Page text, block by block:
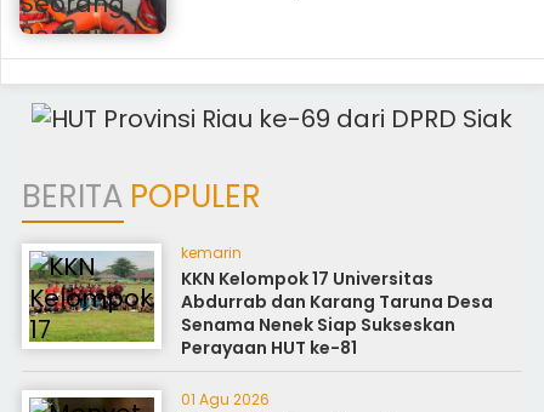
BERITA POPULER
kemarin
KKN Kelompok 17 Universitas
Abdurrab dan Karang Taruna Desa
Senama Nenek Siap Sukseskan
Perayaan HUT ke-81
01 Agu 2026